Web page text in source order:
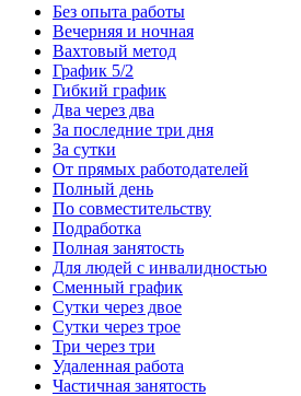
Без опыта работы
Вечерняя и ночная
Вахтовый метод
График 5/2
Гибкий график
Два через два
За последние три дня
За сутки
От прямых работодателей
Полный день
По совместительству
Подработка
Полная занятость
Для людей с инвалидностью
Сменный график
Сутки через двое
Сутки через трое
Три через три
Удаленная работа
Частичная занятость